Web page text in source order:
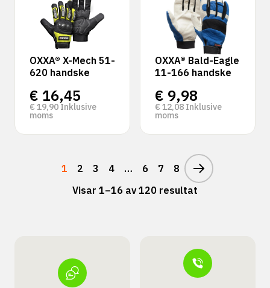
OXXA® X-Mech 51-
620 handske
€ 16,45
€ 19,90 Inklusive
moms
OXXA® Bald-Eagle
11-166 handske
€ 9,98
€ 12,08 Inklusive
moms
1 2 3 4 … 6 7
8
Visar 1–16 av 120 resultat